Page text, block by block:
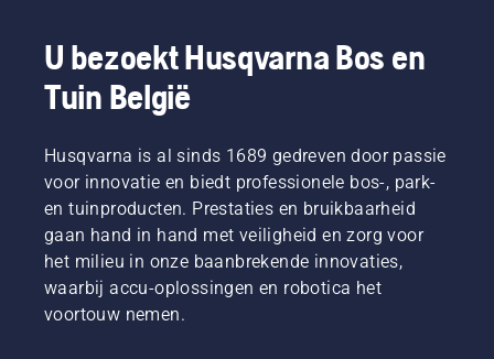
U bezoekt Husqvarna Bos en
Tuin België
Husqvarna is al sinds 1689 gedreven door passie
voor innovatie en biedt professionele bos-, park-
en tuinproducten. Prestaties en bruikbaarheid
gaan hand in hand met veiligheid en zorg voor
het milieu in onze baanbrekende innovaties,
waarbij accu-oplossingen en robotica het
voortouw nemen.